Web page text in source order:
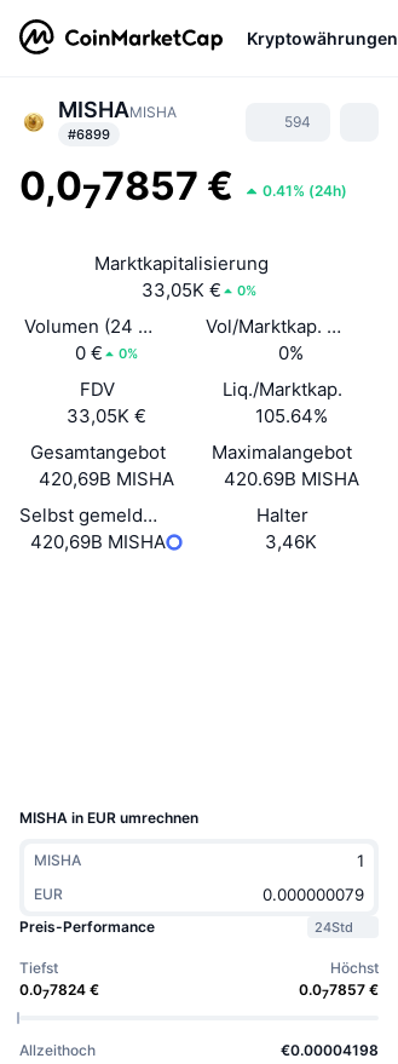
Kryptowährungen
MISHAMISHA
#6899
594
0,077857 € 0.41% (24h)
Marktkapitalisierung
33,05K €
0%
Volumen (24 Std.)
0 €
0%
Vol/Marktkap. (24 h)
0%
FDV
33,05K €
Liq./Marktkap.
105.64%
Gesamtangebot
420,69B MISHA
Maximalangebot
420.69B MISHA
Selbst gemeldetes Umlaufangebot
420,69B MISHA
Halter
3,46K
MISHA in EUR umrechnen
MISHA
EUR
Preis-Performance
24Std
Tiefst
0.077824 €
Höchst
0.077857 €
Allzeithoch €0.00004198